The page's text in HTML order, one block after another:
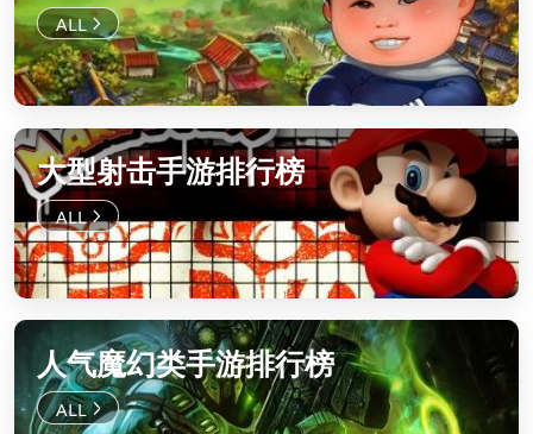
大型射击手游排行榜
人气魔幻类手游排行榜